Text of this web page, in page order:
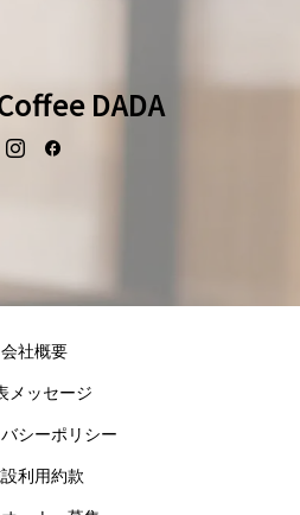
DADA
会社概要
メッセージ
シーポリシー
利用約款